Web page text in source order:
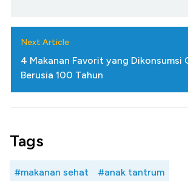
Next Article
4 Makanan Favorit yang Dikonsumsi
Berusia 100 Tahun
Tags
#makanan sehat #anak tantrum